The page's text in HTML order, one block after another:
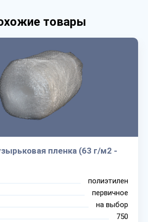
товары
пленка (63 г/м2 -
полиэтилен
первичное
на выбор
750